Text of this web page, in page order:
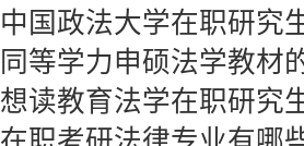
中国政法大学在职研究
同等学力申硕法学教材
想读教育法学在职研究生